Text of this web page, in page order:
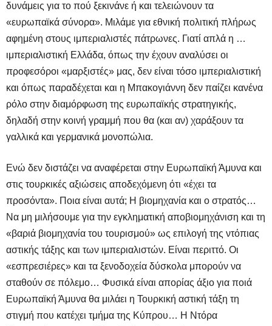
δυνάμεις για το πού ξεκινάνε ή και τελειώνουν τα
«ευρωπαϊκά σύνορα». Μιλάμε για εθνική πολιτική πλήρως
αφημένη στους ιμπεριαλιστές πάτρωνες. Γιατί απλά η …
ιμπεριαλιστική Ελλάδα, όπως την έχουν αναλύσει οι
προφεσόροι «μαρξιστές» μας, δεν είναι τόσο ιμπεριαλιστική
και όπως παραδέχεται και η Μπακογιάννη δεν παίζει κανένα
ρόλο στην διαμόρφωση της ευρωπαϊκής στρατηγικής,
δηλαδή στην κοινή γραμμή που θα (και αν) χαράξουν τα
γαλλικά και γερμανικά μονοπώλια.
Ενώ δεν διστάζει να αναφέρεται στην Ευρωπαϊκή Άμυνα και
στις τουρκικές αξιώσεις αποδεχόμενη ότι «έχει τα
προσόντα». Ποια είναι αυτά; Η βιομηχανία και ο στρατός…
Να μη μιλήσουμε για την εγκληματική αποβιομηχάνιση και τη
«βαριά βιομηχανία του τουρισμού» ως επιλογή της ντόπιας
αστικής τάξης και των ιμπεριαλιστών. Είναι περιττό. Οι
«εσπρεσιέρες» και τα ξενοδοχεία δύσκολα μπορούν να
σταθούν σε πόλεμο… Φυσικά είναι απορίας άξιο για ποιά
Ευρωπαϊκή Άμυνα θα μιλάει η Τουρκική αστική τάξη τη
στιγμή που κατέχει τμήμα της Κύπρου… Η Ντόρα